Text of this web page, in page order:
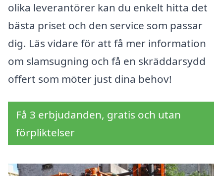
olika leverantörer kan du enkelt hitta det
bästa priset och den service som passar
dig. Läs vidare för att få mer information
om slamsugning och få en skräddarsydd
offert som möter just dina behov!
Få 3 erbjudanden, gratis och utan
förpliktelser